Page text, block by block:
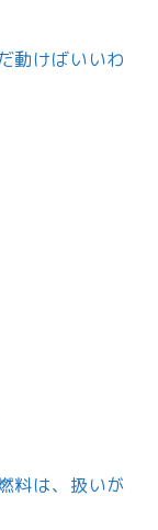
動けばいいわ
料は、扱いが